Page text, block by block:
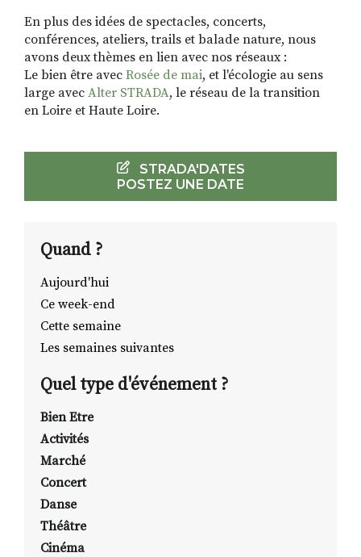
En plus des idées de spectacles, concerts,
conférences, ateliers, trails et balade nature, nous
avons deux thèmes en lien avec nos réseaux :
Le bien être avec Rosée de mai, et l'écologie au sens
large avec Alter STRADA, le réseau de la transition
en Loire et Haute Loire.
STRADA'DATES
POSTEZ UNE DATE
Quand ?
Aujourd'hui
Ce week-end
Cette semaine
Les semaines suivantes
Quel type d'événement ?
Bien Etre
Activités
Marché
Concert
Danse
Théâtre
Cinéma